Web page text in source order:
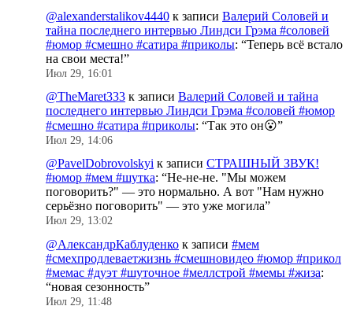
@alexanderstalikov4440 к записи Валерий Соловей и
тайна последнего интервью Линдси Грэма #соловей
#юмор #смешно #сатира #приколы: “Теперь всё встало
на свои места!”
Июл 29, 16:01
@TheMaret333 к записи Валерий Соловей и тайна
последнего интервью Линдси Грэма #соловей #юмор
#смешно #сатира #приколы: “Так это он😮”
Июл 29, 14:06
@PavelDobrovolskyi к записи СТРАШНЫЙ ЗВУК!
#юмор #мем #шутка: “Не-не-не. "Мы можем
поговорить?" — это нормально. А вот "Нам нужно
серьёзно поговорить" — это уже могила”
Июл 29, 13:02
@АлександрКаблуденко к записи #мем
#смехпродлеваетжизнь #смешновидео #юмор #прикол
#мемас #дуэт #шуточное #меллстрой #мемы #жиза:
“новая сезонность”
Июл 29, 11:48